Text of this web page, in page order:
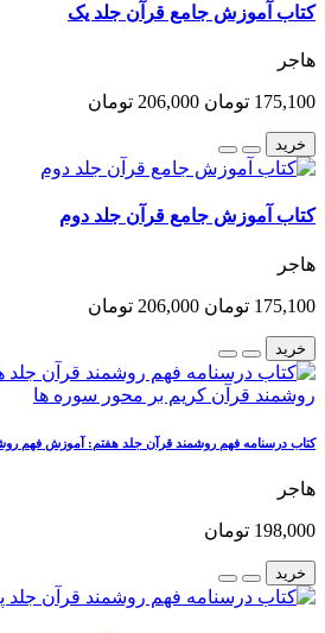
کتاب آموزش جامع قرآن جلد یک
هاجر
175,100 تومان 206,000 تومان
خرید
کتاب آموزش جامع قرآن جلد دوم
هاجر
175,100 تومان 206,000 تومان
خرید
کتاب درسنامه فهم روشمند قرآن جلد هفتم: آموزش فهم
هاجر
198,000 تومان
خرید